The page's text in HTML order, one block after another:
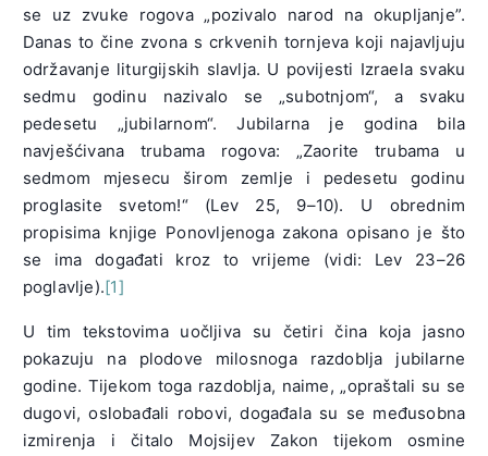
se uz zvuke rogova „pozivalo narod na okupljanje”.
Danas to čine zvona s crkvenih tornjeva koji najavljuju
održavanje liturgijskih slavlja. U povijesti Izraela svaku
sedmu godinu nazivalo se „subotnjom“, a svaku
pedesetu „jubilarnom“. Jubilarna je godina bila
navješćivana trubama rogova: „Zaorite trubama u
sedmom mjesecu širom zemlje i pedesetu godinu
proglasite svetom!“ (Lev 25, 9–10). U obrednim
propisima knjige Ponovljenoga zakona opisano je što
se ima događati kroz to vrijeme (vidi: Lev 23–26
poglavlje).[1]
U tim tekstovima uočljiva su četiri čina koja jasno
pokazuju na plodove milosnoga razdoblja jubilarne
godine. Tijekom toga razdoblja, naime, „opraštali su se
dugovi, oslobađali robovi, događala su se međusobna
izmirenja i čitalo Mojsijev Zakon tijekom osmine